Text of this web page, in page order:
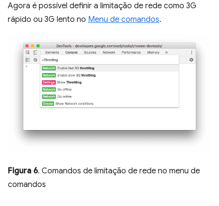
Agora é possível definir a limitação de rede como 3G
rápido ou 3G lento no Menu de comandos.
Figura 6. Comandos de limitação de rede no menu de
comandos